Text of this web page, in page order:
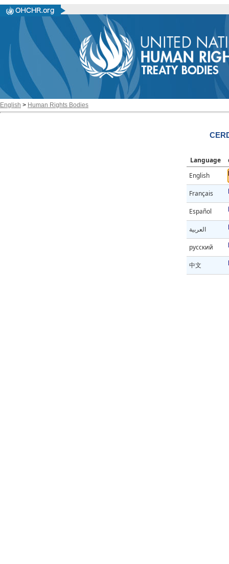
English > Human Rights Bodies
Language
English
Français
Español
العربية
русский
中文